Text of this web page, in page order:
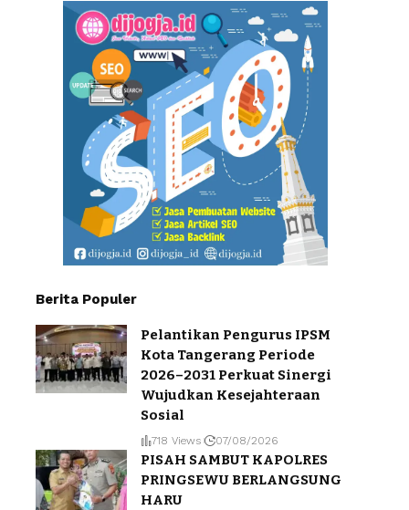
Berita Populer
Pelantikan Pengurus IPSM
Kota Tangerang Periode
2026–2031 Perkuat Sinergi
Wujudkan Kesejahteraan
Sosial
718 Views 07/08/2026
PISAH SAMBUT KAPOLRES
PRINGSEWU BERLANGSUNG
HARU